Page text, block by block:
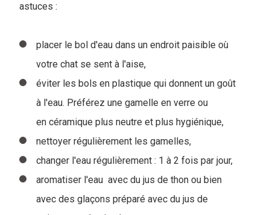
astuces :
placer le bol d'eau dans un endroit paisible où
votre chat se sent à l'aise,
éviter les bols en plastique qui donnent un goût
à l'eau. Préférez une gamelle en verre ou
en céramique plus neutre et plus hygiénique,
nettoyer régulièrement les gamelles,
changer l'eau régulièrement : 1 à 2 fois par jour,
aromatiser l'eau avec du jus de thon ou bien
avec des glaçons préparé avec du jus de